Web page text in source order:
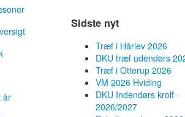
Sidste nyt
Træf i Hårlev 2026
DKU træf udendørs
Træf i Otterup 2026
VM 2026 Hviding
DKU Indendørs krolf -
2026/2027
år